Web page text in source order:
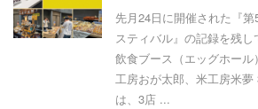
先月24日に開催された『
スティバル』の記録を残し
飲食ブース（エッグホー
工房おが太郎、米工房米
は、3店 ...